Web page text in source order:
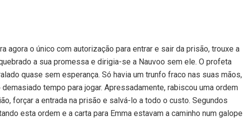
agora o único com autorização para entrar e sair da prisão, trouxe a
a sua promessa e dirigia-se a Nauvoo sem ele. O profeta
quase sem esperança. Só havia um trunfo fraco nas suas mãos,
tempo para jogar. Apressadamente, rabiscou uma ordem
forçar a entrada na prisão e salvá-lo a todo o custo. Segundos
esta ordem e a carta para Emma estavam a caminho num galope